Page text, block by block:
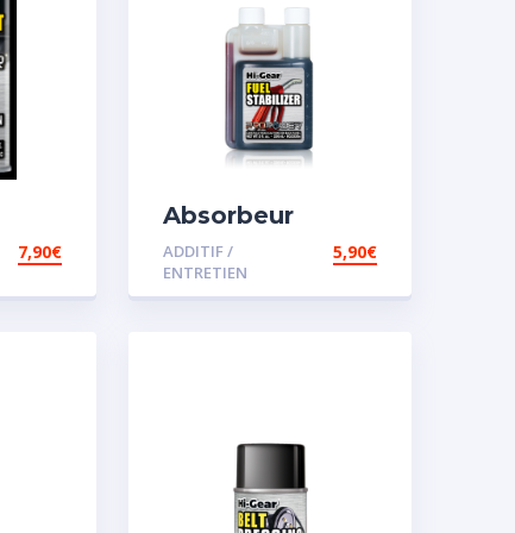
7,90€
Absorbeur
disperssant
d’eau pour
carburant
ADDITIF /
ENTRETIEN
5,90€